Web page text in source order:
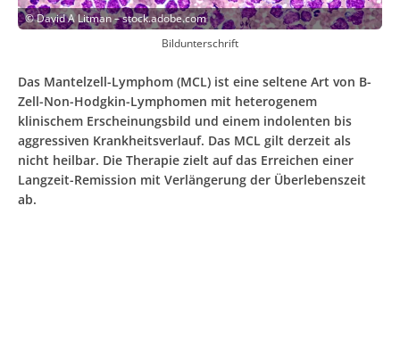
©David A Litman – stock.adobe.com
Bildunterschrift
Das Mantelzell-Lymphom (MCL) ist eine seltene Art von B-
Zell-Non-Hodgkin-Lymphomen mit heterogenem
klinischem Erscheinungsbild und einem indolenten bis
aggressiven Krankheitsverlauf. Das MCL gilt derzeit als
nicht heilbar. Die Therapie zielt auf das Erreichen einer
Langzeit-Remission mit Verlängerung der Überlebenszeit
ab.